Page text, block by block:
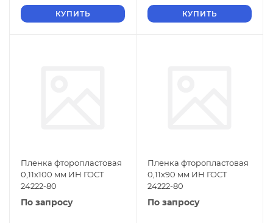
КУПИТЬ КУПИТЬ
Пленка фторопластовая
0,11х100 мм ИН ГОСТ
24222-80
По запросу
Пленка фторопластовая
0,11х90 мм ИН ГОСТ
24222-80
По запросу